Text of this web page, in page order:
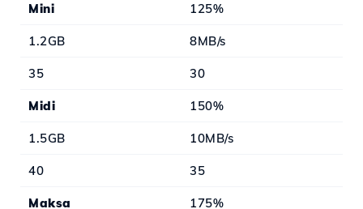
Mini 125%
1.2GB 8MB/s
35 30
Midi 150%
1.5GB 10MB/s
40 35
Maksa 175%